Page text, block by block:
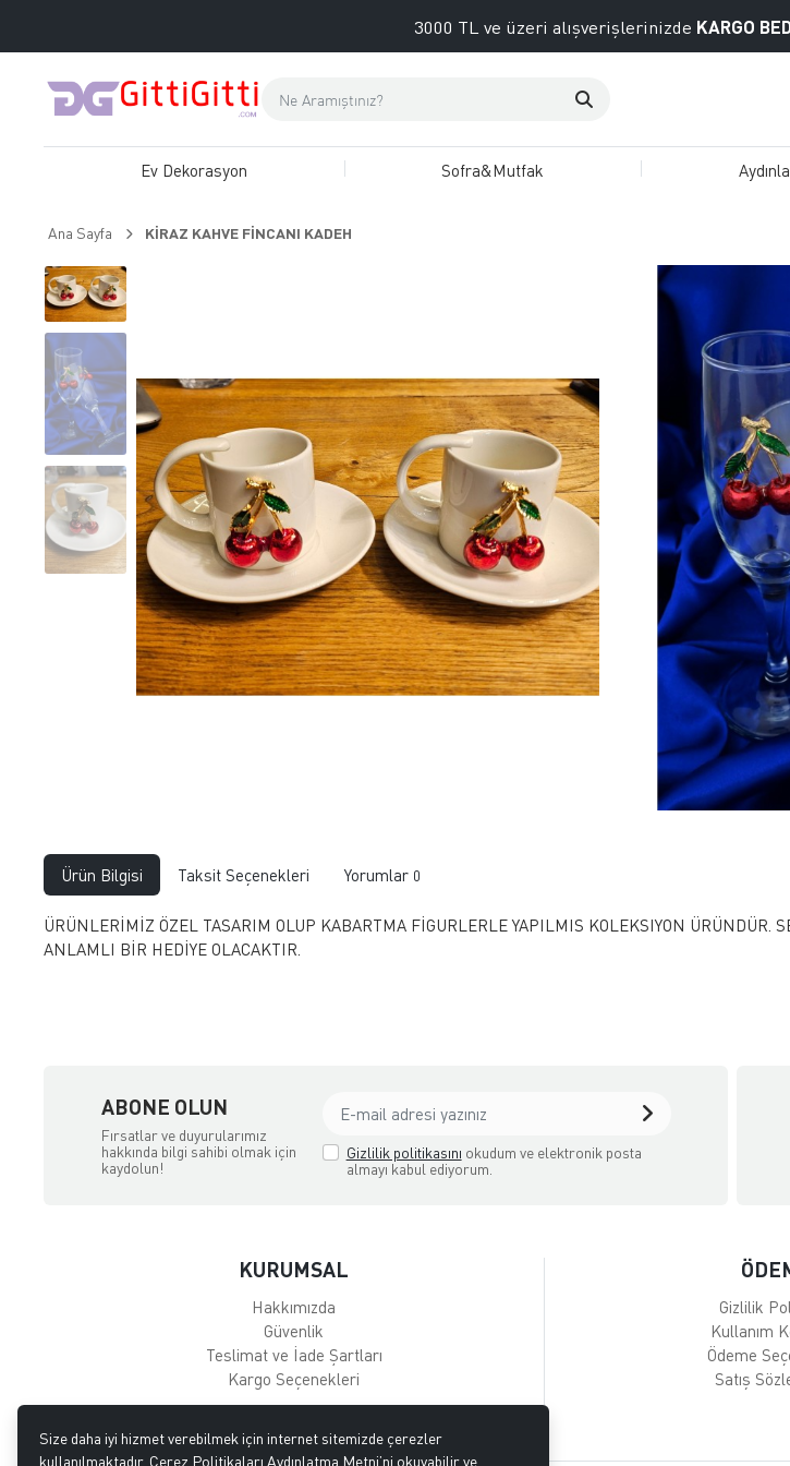
3000 TL ve üzeri alışverişlerinizde KARGO
Ev Dekorasyon Sofra&Mutfak
Ana Sayfa KİRAZ KAHVE FİNCANI KADEH
Ürün Bilgisi Taksit Seçenekleri Yorumlar 0
ÜRÜNLERİMİZ ÖZEL TASARIM OLUP KABARTMA FİGURLERLE YAPILMIS KOLEKSIYON ÜRÜNDÜR.
ANLAMLI BİR HEDİYE OLACAKTIR.
ABONE OLUN
Fırsatlar ve duyurularımız
hakkında bilgi sahibi olmak için
kaydolun!
Gizlilik politikasını okudum ve elektronik posta
almayı kabul ediyorum.
KURUMSAL
Hakkımızda
Güvenlik
Teslimat ve İade Şartları
Kargo Seçenekleri
Gizlilik
Kullanım
Ödeme
Satış
Size daha iyi hizmet verebilmek için internet sitemizde çerezler
kullanılmaktadır. Çerez Politikaları Aydınlatma Metni’ni okuyabilir ve